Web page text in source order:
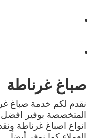
صباغ غرناطة
نقدم لكم خدمة صباغ
المتخصصة بوفير افضل
انواع اصباغ غرناطة